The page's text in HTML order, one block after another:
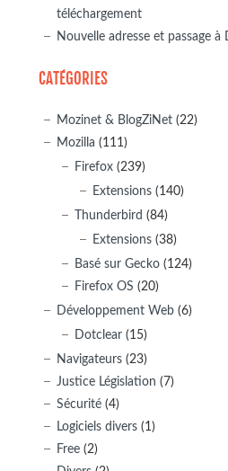
téléchargement
Nouvelle adresse et passage à
CATÉGORIES
Mozinet & BlogZiNet (22)
Mozilla (111)
Firefox (239)
Extensions (140)
Thunderbird (84)
Extensions (38)
Basé sur Gecko (124)
Firefox OS (20)
Développement Web (6)
Dotclear (15)
Navigateurs (23)
Justice Législation (7)
Sécurité (4)
Logiciels divers (1)
Free (2)